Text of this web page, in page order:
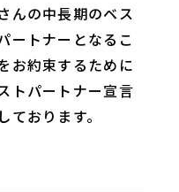
んの中長期のベス
ートナーとなるこ
お約束するために
トパートナー宣言
ております。